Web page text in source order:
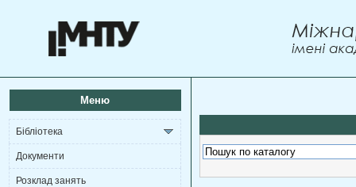
Меню
Бібліотека
Документи
Розклад занять